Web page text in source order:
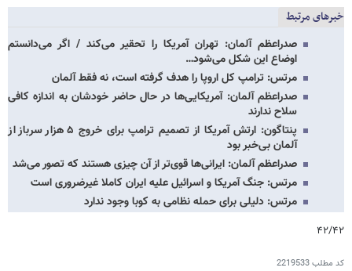
خبرهای مرتبط
صدراعظم آلمان: تهران آمریکا را تحقیر می‌کند / اگر می‌دانستم
اوضاع این شکل می‌شود…
مرتس: ترامپ کل اروپا را هدف گرفته است، نه فقط آلمان
صدراعظم آلمان: آمریکایی‌ها در حال حاضر خودشان به اندازه کافی
سلاح ندارند
پنتاگون: ارتش آمریکا از تصمیم ترامپ برای خروج ۵ هزار سرباز از
آلمان بی‌خبر بود
صدراعظم آلمان: ایرانی‌ها قوی‌تر از آن چیزی هستند که تصور می‌شد
مرتس: جنگ آمریکا و اسرائیل علیه ایران کاملا غیرضروری است
مرتس: دلیلی برای حمله نظامی به کوبا وجود ندارد
۴۲/۴۲
کد مطلب2219533